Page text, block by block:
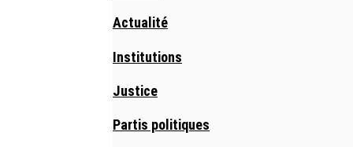
Actualité
Institutions
Justice
Partis politiques